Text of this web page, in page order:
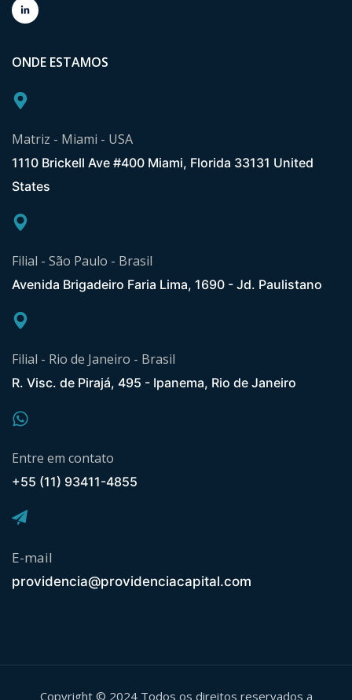
ONDE ESTAMOS
Matriz - Miami - USA
1110 Brickell Ave #400 Miami, Florida 33131 United
States
Filial - São Paulo - Brasil
Avenida Brigadeiro Faria Lima, 1690 - Jd. Paulistano
Filial - Rio de Janeiro - Brasil
R. Visc. de Pirajá, 495 - Ipanema, Rio de Janeiro
Entre em contato
+55 (11) 93411-4855
E-mail
providencia@providenciacapital.com
Copyright © 2024 Todos os direitos reservados a